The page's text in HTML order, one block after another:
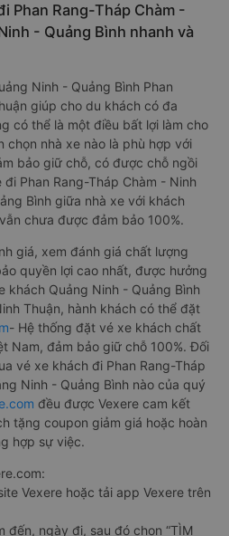
Phan Rang-Tháp Chàm -
- Quảng Bình nhanh và
Ninh - Quảng Bình Phan
giúp cho du khách có đa
có thể là một điều bất lợi làm cho
chọn nhà xe nào là phù hợp với
bảo giữ chỗ, có được chỗ ngồi
Phan Rang-Tháp Chàm - Ninh
Bình giữa nhà xe với khách
chưa được đảm bảo 100%.
giá, xem đánh giá chất lượng
quyền lợi cao nhất, được hưởng
khách Quảng Ninh - Quảng Bình
Thuận, hành khách có thể đặt
- Hệ thống đặt vé xe khách chất
Nam, đảm bảo giữ chỗ 100%. Đối
vé xe khách đi Phan Rang-Tháp
Ninh - Quảng Bình nào của quý
đều được Vexere cam kết
tặng coupon giảm giá hoặc hoàn
hợp sự việc.
Vexere hoặc tải app Vexere trên
đến, ngày đi, sau đó chọn “TÌM